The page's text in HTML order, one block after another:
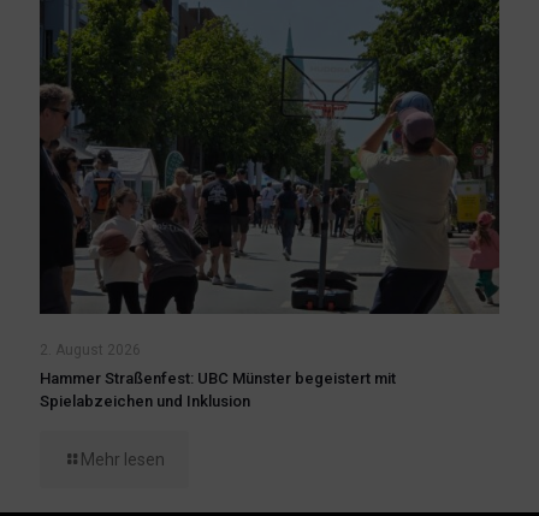
2. August 2026
Hammer Straßenfest: UBC Münster begeistert mit
Spielabzeichen und Inklusion
Mehr lesen